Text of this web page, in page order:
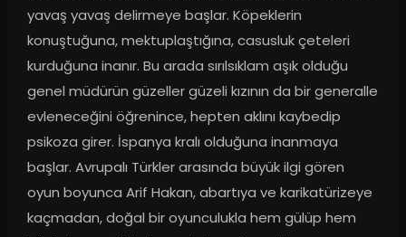
yavaş yavaş delirmeye başlar. Köpeklerin
konuştuğuna, mektuplaştığına, casusluk çeteleri
kurduğuna inanır. Bu arada sırılsıklam aşık olduğu
genel müdürün güzeller güzeli kızının da bir generalle
evleneceğini öğrenince, hepten aklını kaybedip
psikoza girer. İspanya kralı olduğuna inanmaya
başlar. Avrupalı Türkler arasında büyük ilgi gören
oyun boyunca Arif Hakan, abartıya ve karikatürizeye
kaçmadan, doğal bir oyunculukla hem gülüp hem